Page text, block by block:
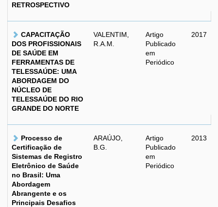
RETROSPECTIVO
CAPACITAÇÃO
DOS PROFISSIONAIS
DE SAÚDE EM
FERRAMENTAS DE
TELESSAÚDE: UMA
ABORDAGEM DO
NÚCLEO DE
TELESSAÚDE DO RIO
GRANDE DO NORTE
VALENTIM,
R.A.M.
Artigo
Publicado
em
Periódico
2017
Processo de
Certificação de
Sistemas de Registro
Eletrônico de Saúde
no Brasil: Uma
Abordagem
Abrangente e os
Principais Desafios
ARAÚJO,
B.G.
Artigo
Publicado
em
Periódico
2013